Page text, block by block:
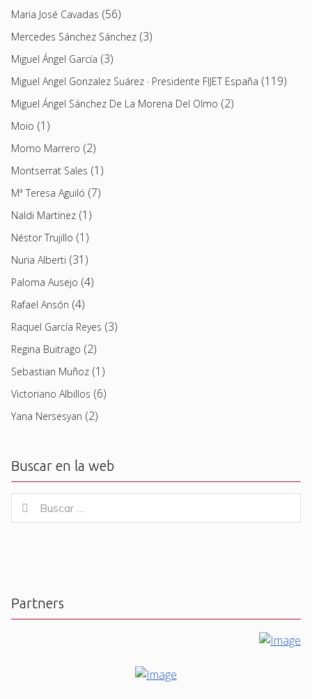
Maria José Cavadas (56)
Mercedes Sánchez Sánchez (3)
Miguel Ángel García (3)
Miguel Angel Gonzalez Suárez · Presidente FIJET España (119)
Miguel Ángel Sánchez De La Morena Del Olmo (2)
Moio (1)
Momo Marrero (2)
Montserrat Sales (1)
Mª Teresa Aguiló (7)
Naldi Martínez (1)
Néstor Trujillo (1)
Nuria Alberti (31)
Paloma Ausejo (4)
Rafael Ansón (4)
Raquel García Reyes (3)
Regina Buitrago (2)
Sebastian Muñoz (1)
Victoriano Albillos (6)
Yana Nersesyan (2)
Buscar en la web
for:
Buscar
Partners